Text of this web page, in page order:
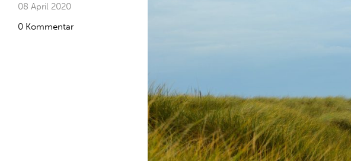
08 April 2020
0 Kommentar